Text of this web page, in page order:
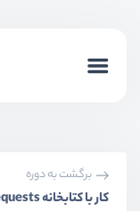
برگشت به دوره
کار با کتابخانه Requests